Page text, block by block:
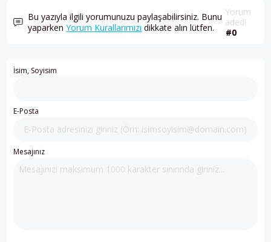
Bu yazıyla ilgili yorumunuzu paylaşabilirsiniz. Bunu
yaparkenYorum Kurallarımızı dikkate alın lütfen.
Yorum
adedi
#0
İsim, Soyisim
E-Posta
Mesajınız